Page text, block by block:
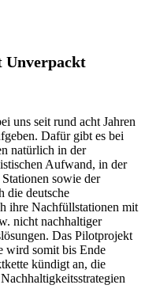
Unverpackt
uns seit rund acht Jahren
Dafür gibt es bei
natürlich in der
Aufwand, in der
sowie der
die deutsche
ihre Nachfüllstationen mit
nicht nachhaltiger
Das Pilotprojekt
wird somit bis Ende
kündigt an, die